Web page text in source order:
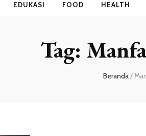
EDUKASI FOOD HEALTH
Tag:
Beranda/